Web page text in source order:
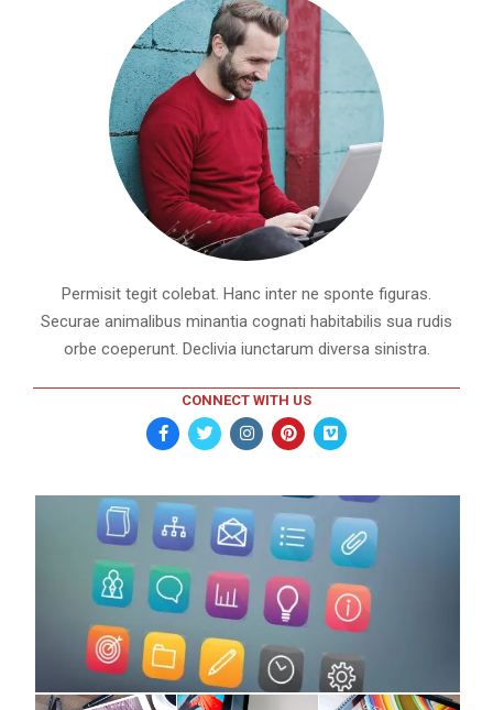
Permisit tegit colebat. Hanc inter ne sponte figuras.
Securae animalibus minantia cognati habitabilis sua rudis
orbe coeperunt. Declivia iunctarum diversa sinistra.
CONNECT WITH US